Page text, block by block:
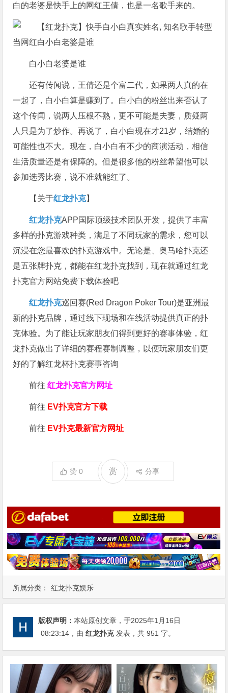
所属分类： 红龙扑克娱乐
白的老婆是快手上的网红王倩，也是一名歌手来的。
白小白老婆是谁
还有传闻说，王倩还是个富二代，如果两人真的在
一起了，白小白算是赚到了。白小白的粉丝出来否认了
这个传闻，说两人压根不熟，更不可能是夫妻，质疑两
人只是为了炒作。再说了，白小白现在才21岁，结婚的
可能性也不大。现在，白小白有不少的商演活动，相信
生活质量还是有保障的。但是很多他的粉丝希望他可以
参加选秀比赛，说不准就能红了。
【关于红龙扑克】
红龙扑克APP国际顶级技术团队开发，提供了丰富
多样的扑克游戏种类，满足了不同玩家的需求，您可以
沉浸在您最喜欢的扑克游戏中。无论是、奥马哈扑克还
是五张牌扑克，都能在红龙扑克找到，现在就通过红龙
扑克官方网站免费下载体验吧
红龙扑克巡回赛​(Red Dragon Poker Tour)是亚洲最
新的扑克品牌，通过线下现场和在线活动提供真正的扑
克体验。为了能让玩家朋友们得到更好的赛事体验，红
龙扑克做出了详细的赛程赛制调整，以便玩家朋友们更
好的了解红龙杯扑克赛事咨询
前往红龙扑克官方网址
前往 EV扑克官方下载
前往 EV扑克最新官方网址
赞0 赏 分享
版权声明：本站原创文章，于2025年1月16日
08:23:14 ，由红龙扑克发表，共 951 字。